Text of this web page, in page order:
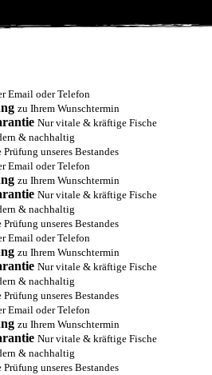
Email oder Telefon
zu Ihrem Wunschtermin
Nur vitale & kräftige Fische
& nachhaltig
Prüfung unseres Bestandes
Email oder Telefon
zu Ihrem Wunschtermin
Nur vitale & kräftige Fische
& nachhaltig
Prüfung unseres Bestandes
Email oder Telefon
zu Ihrem Wunschtermin
Nur vitale & kräftige Fische
& nachhaltig
Prüfung unseres Bestandes
Email oder Telefon
zu Ihrem Wunschtermin
Nur vitale & kräftige Fische
& nachhaltig
Prüfung unseres Bestandes